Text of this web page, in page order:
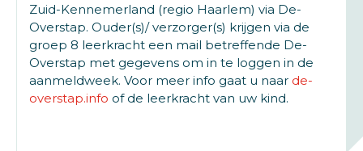
Zuid-Kennemerland (regio Haarlem) via De-
Overstap. Ouder(s)/ verzorger(s) krijgen via de
groep 8 leerkracht een mail betreffende De-
Overstap met gegevens om in te loggen in de
aanmeldweek. Voor meer info gaat u naar de-
overstap.info of de leerkracht van uw kind.